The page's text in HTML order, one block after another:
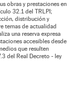
obras y prestaciones en
32.1 del TRLPI;
distribución y
temas de actualidad
una reserva expresa
accesibles desde
que resulten
del Real Decreto - ley